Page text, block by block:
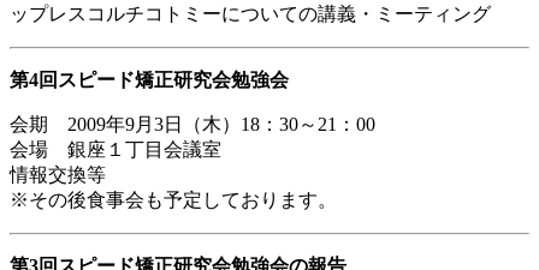
ップレスコルチコトミーについての講義・ミーティング
第4回スピード矯正研究会勉強会
会期 2009年9月3日（木）18：30～21：00
会場 銀座１丁目会議室
情報交換等
※その後食事会も予定しております。
第3回スピード矯正研究会勉強会の報告